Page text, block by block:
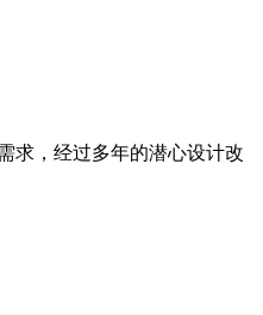
求，经过多年的潜心设计改